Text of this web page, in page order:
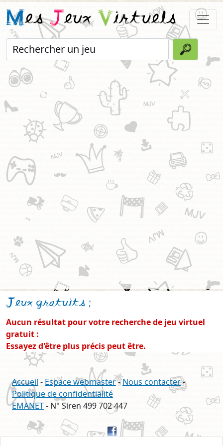
MesJeuxVirtuels
Jeux gratuits :
Aucun résultat pour votre recherche de jeu virtuel
gratuit :
Essayez d'être plus précis peut être.
Accueil - Espace webmaster-Nous contacter-
Politique de confidentialité
EMANET- N° Siren 499 702 447